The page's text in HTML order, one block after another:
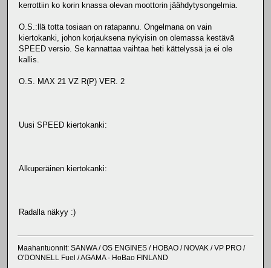
kerrottiin ko korin knassa olevan moottorin jäähdytysongelmia.
O.S.:llä totta tosiaan on ratapannu. Ongelmana on vain
kiertokanki, johon korjauksena nykyisin on olemassa kestävä
SPEED versio. Se kannattaa vaihtaa heti kättelyssä ja ei ole
kallis.
O.S. MAX 21 VZ R(P) VER. 2
Uusi SPEED kiertokanki:
Alkuperäinen kiertokanki:
Radalla näkyy :)
Maahantuonnit: SANWA / OS ENGINES / HOBAO / NOVAK / VP PRO /
O'DONNELL Fuel / AGAMA - HoBao FINLAND